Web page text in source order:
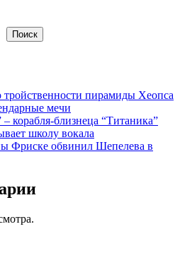
Поиск
тройственности пирамиды Хеопса
мечи
корабля-близнеца “Титаника”
школу вокала
Фриске обвинил Шепелева в